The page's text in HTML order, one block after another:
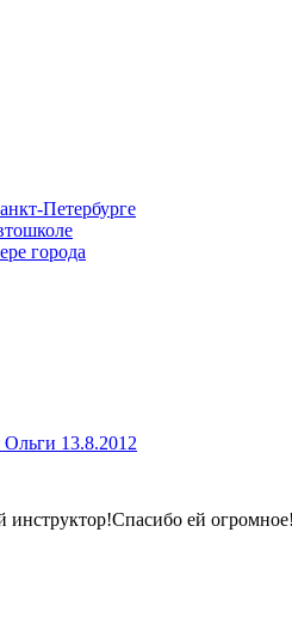
Петербурге
города
13.8.2012
инструктор!Спасибо ей